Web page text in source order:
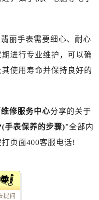
手表需要细心、耐心
进行专业维护，可以确
使用寿命并保持良好的
修服务中心分享的关于
手表保养的步骤)”全部内
页面400客服电话!
提问